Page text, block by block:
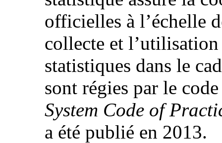
officielles à l’échelle
collecte et l’utilisation
statistiques dans le
sont régies par le
System Code of
a été publié en 2013.